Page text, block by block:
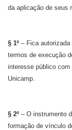
da aplicação de seus
§ 1º – Fica
termos de execução
interesse público
Unicamp.
§ 2º – O instrumento
formação de vínculo